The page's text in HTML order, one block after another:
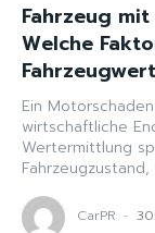
Fahrzeug
Welche
Ein
wirtschaftliche
Wertermittlung
CarPR -